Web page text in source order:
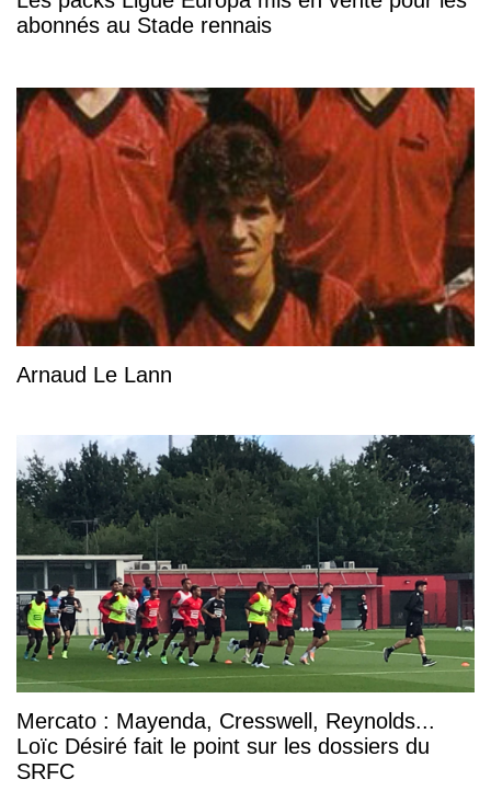
abonnés au Stade rennais
Arnaud Le Lann
Mercato : Mayenda, Cresswell, Reynolds...
Loïc Désiré fait le point sur les dossiers du
SRFC